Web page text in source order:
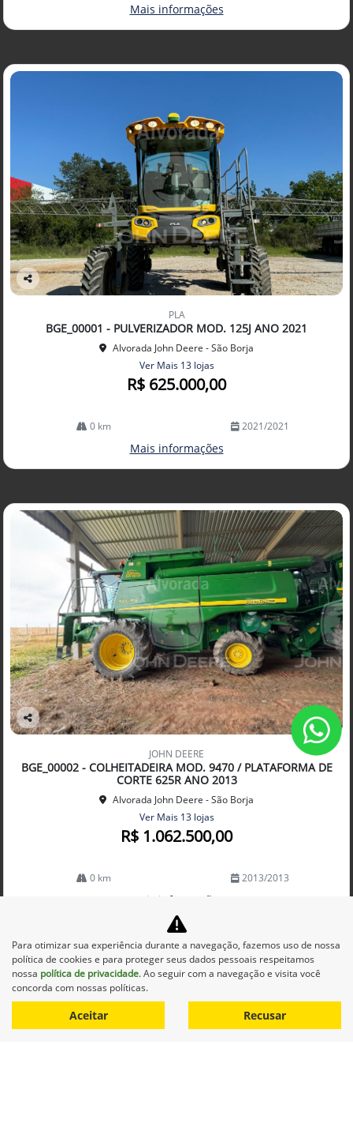
Mais informações
Co
PLA
BGE_00001 - PULVERIZADOR MOD. 125J ANO 2021
Alvorada John Deere - São Borja
Ver Mais 13 lojas
R$ 625.000,00
0 km 2021/2021
Mais informações
Co
arti
lhe
JOHN DEERE
BGE_00002 - COLHEITADEIRA MOD. 9470 / PLATAFORMA DE
CORTE 625R ANO 2013
Alvorada John Deere - São Borja
Ver Mais 13 lojas
R$ 1.062.500,00
0 km 2013/2013
Mais informações
Para otimizar sua experiência durante a navegação, fazemos uso de nossa
política de cookies e para proteger seus dados pessoais respeitamos
nossa política de privacidade. Ao seguir com a navegação e visita você
concorda com nossas políticas.
Aceitar Recusar